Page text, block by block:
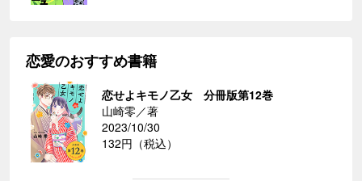
恋愛のおすすめ書籍
恋せよキモノ乙女 分冊版第12巻
山崎零／著
2023/10/30
132円（税込）